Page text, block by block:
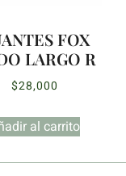
FOX
LARGO R
$28,000
al carrito